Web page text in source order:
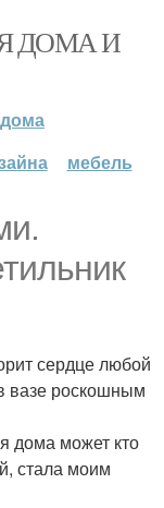
ДОМА И
мебель
сердце любой
вазе роскошным
дома может кто
стала моим